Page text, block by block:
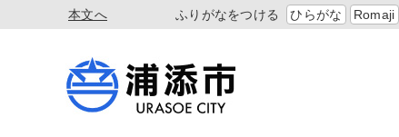
本文へ ふりがなをつける ひらがな Romaji